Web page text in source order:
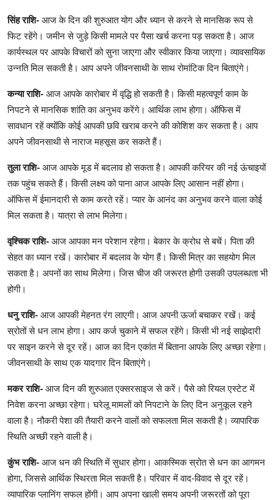
सिंह राशि- आज के दिन की शुरुआत योग और ध्यान से करने से मानसिक रूप से
फिट रहेंगे। जमीन से जुड़े किसी मामले पर पैसा खर्च करना पड़ सकता है। आज
कार्यस्थल पर आपके विचारों को सुना जाएगा और स्वीकार किया जाएगा। व्यावसायिक
उन्नति मिल सकती है। आप अपने जीवनसाथी के साथ रोमांटिक दिन बिताएंगे।
कन्या राशि- आज आपके कारोबार में वृद्धि हो सकती है। किसी महत्वपूर्ण काम के
निपटने से मानसिक शांति का अनुभव करेंगे। आर्थिक लाभ होगा। ऑफिस में
सावधान रहें क्योंकि कोई आपकी छवि खराब करने की कोशिश कर सकता है। आप
अपने जीवनसाथी से नाराज महसूस कर सकते हैं।
तुला राशि- आज आपके मूड में बदलाव हो सकता है। आपकी करियर की नई ऊंचाइयों
तक पहुंच सकते हैं। किसी लक्ष्य को पाना आज आपके लिए आसान नहीं होगा।
ऑफिस में ईमानदारी से काम करते रहें। प्यार के आनंद का अनुभव करने वाला कोई
मिल सकता है। यात्रा से लाभ मिलेगा।
वृश्चिक राशि- आज आपका मन परेशान रहेगा। बेकार के क्रोध से बचें। पिता की
सेहत का ध्यान रखें। कारोबार में बदलाव के योग हैं। किसी मित्र का सहयोग मिल
सकता है। अपनों का साथ मिलेगा। जिस चीज की जरूरत होगी उसकी उपलब्धता भी
होगी।
धनु राशि- आज आपकी मेहनत रंग लाएगी। आज अपनी ऊर्जा बचाकर रखें। कई
स्रोतों से धन लाभ होगा। आप कर्ज चुकाने में सफल रहेंगे। किसी भी नई साझेदारी
पर साइन करने से दूर रहें। आज का दिन एकांत में बिताना आपके लिए अच्छा रहेगा।
जीवनसाथी के साथ एक यादगार दिन बिताएंगे।
मकर राशि- आज दिन की शुरुआत एक्सरसाइज से करें। पैसे को रियल एस्टेट में
निवेश करना अच्छा रहेगा। घरेलू मामलों को निपटाने के लिए दिन अनुकूल रहने
वाला है। नौकरी पेशा की तैयारी करने वालों को सफलता मिल सकती है। व्यापारिक
स्थिति अच्छी रहने वाली है।
कुंभ राशि- आज धन की स्थिति में सुधार होगा। आकस्मिक स्रोत से धन का आगमन
होगा, जिससे आर्थिक स्थिरता मिल सकती है। परिवार में वाद-विवाद से दूर रहें।
व्यापारिक प्लानिंग सफल होंगी। आप अपना खाली समय अपनी जरूरतों को पूरा